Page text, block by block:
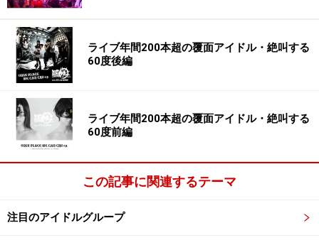
ライブ年間200本超の覆面アイドル・絶叫する
60度後編
ライブ年間200本超の覆面アイドル・絶叫する
60度前編
この記事に関連するテーマ
注目のアイドルグループ